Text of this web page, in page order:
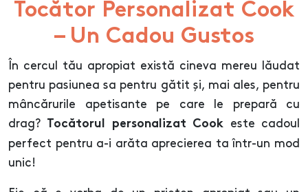
Tocător Personalizat Cook
– Un Cadou Gustos
În cercul tău apropiat există cineva mereu lăudat
pentru pasiunea sa pentru gătit și, mai ales, pentru
mâncărurile apetisante pe care le prepară cu
drag?
Tocătorul personalizat Cook este cadoul
perfect pentru a-i arăta aprecierea ta într-un mod
unic!